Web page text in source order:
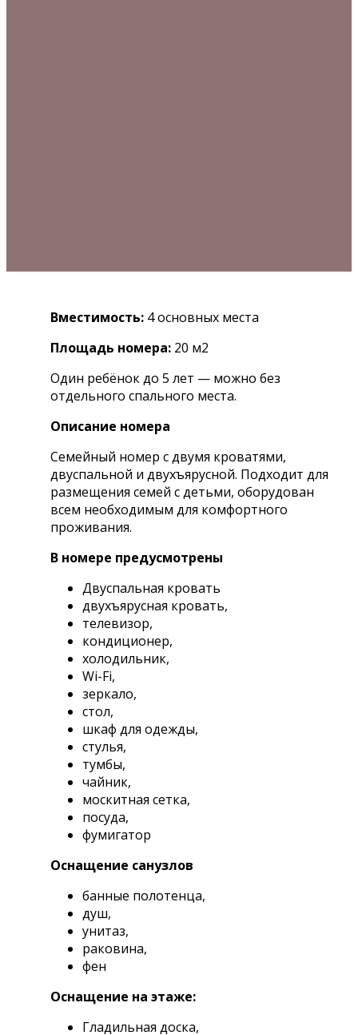
Вместимость: 4 основных места
Площадь номера: 20 м2
Один ребёнокдо 5 лет — можно без
отдельного спального места.
Описание номера
Семейный номер с двумя кроватями,
двуспальной и двухъярусной. Подходит для
размещения семей с детьми, оборудован
всем необходимым для комфортного
проживания.
В номере предусмотрены
Двуспальная кровать
двухъярусная кровать,
телевизор,
кондиционер,
холодильник,
Wi-Fi,
зеркало,
стол,
шкаф для одежды,
стулья,
тумбы,
чайник,
москитная сетка,
посуда,
фумигатор
Оснащение санузлов
банные полотенца,
душ,
унитаз,
раковина,
фен
Оснащение на этаже:
Гладильная доска,